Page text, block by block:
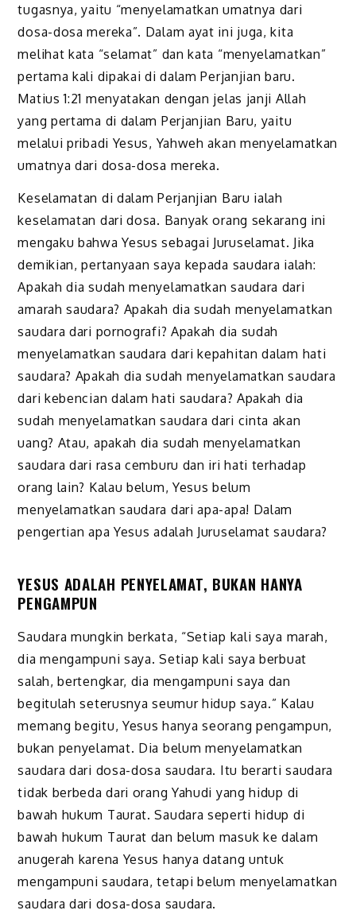
tugasnya, yaitu “menyelamatkan umatnya dari
dosa-dosa mereka”. Dalam ayat ini juga, kita
melihat kata “selamat” dan kata “menyelamatkan”
pertama kali dipakai di dalam Perjanjian baru.
Matius 1:21 menyatakan dengan jelas janji Allah
yang pertama di dalam Perjanjian Baru, yaitu
melalui pribadi Yesus, Yahweh akan menyelamatkan
umatnya dari dosa-dosa mereka.
Keselamatan di dalam Perjanjian Baru ialah
keselamatan dari dosa. Banyak orang sekarang ini
mengaku bahwa Yesus sebagai Juruselamat. Jika
demikian, pertanyaan saya kepada saudara ialah:
Apakah dia sudah menyelamatkan saudara dari
amarah saudara? Apakah dia sudah menyelamatkan
saudara dari pornografi? Apakah dia sudah
menyelamatkan saudara dari kepahitan dalam hati
saudara? Apakah dia sudah menyelamatkan saudara
dari kebencian dalam hati saudara? Apakah dia
sudah menyelamatkan saudara dari cinta akan
uang? Atau, apakah dia sudah menyelamatkan
saudara dari rasa cemburu dan iri hati terhadap
orang lain? Kalau belum, Yesus belum
menyelamatkan saudara dari apa-apa! Dalam
pengertian apa Yesus adalah Juruselamat saudara?
YESUS ADALAH PENYELAMAT, BUKAN HANYA
PENGAMPUN
Saudara mungkin berkata, “Setiap kali saya marah,
dia mengampuni saya. Setiap kali saya berbuat
salah, bertengkar, dia mengampuni saya dan
begitulah seterusnya seumur hidup saya.” Kalau
memang begitu, Yesus hanya seorang pengampun,
bukan penyelamat. Dia belum menyelamatkan
saudara dari dosa-dosa saudara. Itu berarti saudara
tidak berbeda dari orang Yahudi yang hidup di
bawah hukum Taurat. Saudara seperti hidup di
bawah hukum Taurat dan belum masuk ke dalam
anugerah karena Yesus hanya datang untuk
mengampuni saudara, tetapi belum menyelamatkan
saudara dari dosa-dosa saudara.